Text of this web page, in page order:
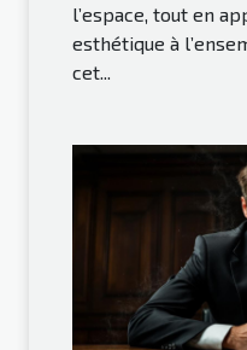
l’espace, tout en
esthétique à
cet...